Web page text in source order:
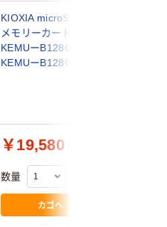
KIOXIA microSDHC
メモリーカード
KEMUーB128G
KEMUーB128G 1個
￥19,580
数量
カゴへ